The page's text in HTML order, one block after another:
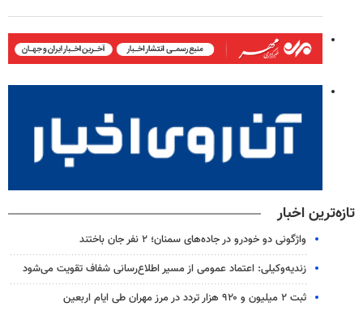
تازه‌ترین اخبار
واژگونی دو خودرو در جاده‌های سمنان؛ ۲ نفر جان باختند
زندیه‌وکیلی: اعتماد عمومی از مسیر اطلاع‌رسانی شفاف تقویت می‌شود
ثبت ۲ میلیون و ۹۲۰ هزار تردد در مرز مهران طی ایام اربعین